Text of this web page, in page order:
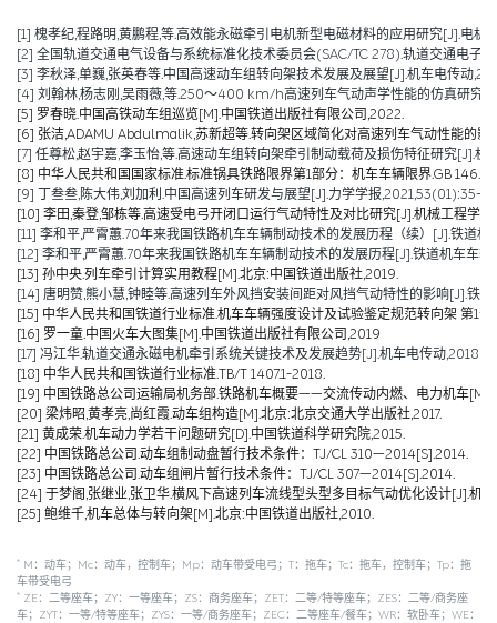
[1] 槐孝纪,程路明,黄鹏程,等.高效能永磁牵引电机新型电磁材料的应用研究[J].电
[2] 全国轨道交通电气设备与系统标准化技术委员会(SAC/TC 278).轨道交通电
[3] 李秋泽,单巍,张英春等.中国高速动车组转向架技术发展及展望[J].机车电传动
[4] 刘翰林,杨志刚,吴雨薇,等.250～400 km/h高速列车气动声学性能的仿真研究
[5] 罗春晓.中国高铁动车组巡览[M].中国铁道出版社有限公司,2022.
[6] 张洁,ADAMU Abdulmalik,苏新超等.转向架区域简化对高速列车气动性能的
[7] 任尊松,赵宇嘉,李玉怡,等.高速动车组转向架牵引制动载荷及损伤特征研究[J].机
[8] 中华人民共和国国家标准.标准锅具铁路限界第1部分：机车车辆限界.GB
[9] 丁叁叁,陈大伟,刘加利.中国高速列车研发与展望[J].力学学报,2021,53(01):35-
[10] 李田,秦登,邹栋等.高速受电弓开闭口运行气动特性及对比研究[J].机械工程学
[11] 李和平,严霄蕙.70年来我国铁路机车车辆制动技术的发展历程（续）[J].铁道
[12] 李和平,严霄蕙.70年来我国铁路机车车辆制动技术的发展历程[J].铁道机车车
[13] 孙中央.列车牵引计算实用教程[M].北京:中国铁道出版社,2019.
[14] 唐明赞,熊小慧,钟睦等.高速列车外风挡安装间距对风挡气动特性的影响[J].铁
[15] 中华人民共和国铁道行业标准.机车车辆强度设计及试验鉴定规范转向架 第1
[16] 罗一童.中国火车大图集[M].中国铁道出版社有限公司,2019
[17] 冯江华.轨道交通永磁电机牵引系统关键技术及发展趋势[J].机车电传动
[18] 中华人民共和国铁道行业标准.TB/T 1407.1-2018.
[19] 中国铁路总公司运输局机务部.铁路机车概要——交流传动内燃、电力机车[M].
[20] 梁炜昭,黄孝亮,尚红霞.动车组构造[M].北京:北京交通大学出版社,2017.
[21] 黄成荣.机车动力学若干问题研究[D].中国铁道科学研究院,2015.
[22] 中国铁路总公司.动车组制动盘暂行技术条件：TJ/CL 310—2014[S].2014.
[23] 中国铁路总公司.动车组闸片暂行技术条件：TJ/CL 307—2014[S].2014.
[24] 于梦阁,张继业,张卫华.横风下高速列车流线型头型多目标气动优化设计[J].机
[25] 鲍维千,机车总体与转向架[M].北京:中国铁道出版社,2010.
* M：动车；Mc：动车，控制车；Mp：动车带受电弓；T：拖车；Tc：拖车，控制车；Tp：拖
车带受电弓
* ZE：二等座车；ZY：一等座车；ZS：商务座车；ZET：二等/特等座车；ZES：二等/商务座
车；ZYT：一等/特等座车；ZYS：一等/商务座车；ZEC：二等座车/餐车；WR：软卧车；WE：